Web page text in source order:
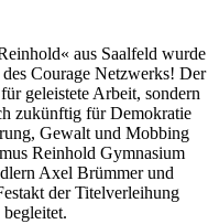
aus Saalfeld wurde
Courage Netzwerks! Der
geleistete Arbeit, sondern
zukünftig für Demokratie
Gewalt und Mobbing
Reinhold Gymnasium
Axel Brümmer und
der Titelverleihung